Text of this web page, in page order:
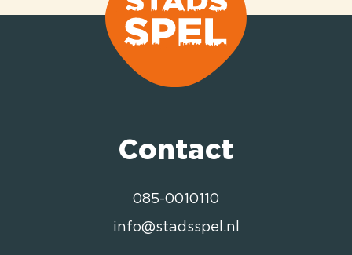
Contact
085-0010110
info@stadsspel.nl